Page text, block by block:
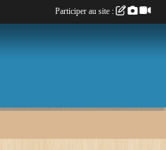
Participer au site :